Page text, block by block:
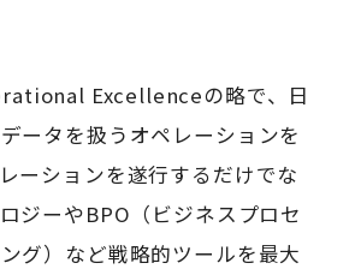
Excellenceの略で、日
ータを扱うオペレーションを
ーションを遂行するだけでな
ジーやBPO（ビジネスプロセ
グ）など戦略的ツールを最大